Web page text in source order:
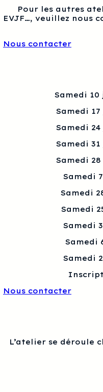
Pour les autres
EVJF…, veuillez nous
Nous contacter
Samedi 10
Samedi 17
Samedi 24
Samedi 31
Samedi 28
Samedi
Samedi
Samedi
Samedi
Samedi
Samedi
Nous contacter
L’atelier se déroule